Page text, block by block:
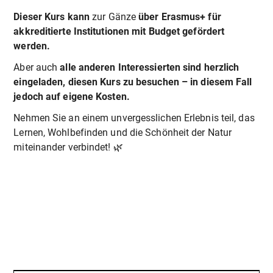
Dieser Kurs kann zur Gänze über Erasmus+ für
akkreditierte Institutionen mit Budget gefördert
werden.
Aber auchalle anderen Interessierten sind herzlich
eingeladen, diesen Kurs zu besuchen – in diesem Fall
jedoch auf eigene Kosten.
Nehmen Sie an einem unvergesslichen Erlebnis teil, das
Lernen, Wohlbefinden und die Schönheit der Natur
miteinander verbindet! 🌿